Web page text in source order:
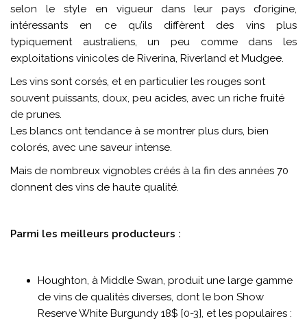
selon le style en vigueur dans leur pays d’origine,
intéressants en ce qu’ils diffèrent des vins plus
typiquement australiens, un peu comme dans les
exploitations vinicoles de Riverina, Riverland et Mudgee.
Les vins sont corsés, et en particulier les rouges sont
souvent puissants, doux, peu acides, avec un riche fruité
de prunes.
Les blancs ont tendance à se montrer plus durs, bien
colorés, avec une saveur intense.
Mais de nombreux vignobles créés à la fin des années 70
donnent des vins de haute qualité.
Parmi les meilleurs producteurs :
Houghton, à Middle Swan, produit une large gamme
de vins de qualités diverses, dont le bon Show
Reserve White Burgundy 18$ [0-3], et les populaires :